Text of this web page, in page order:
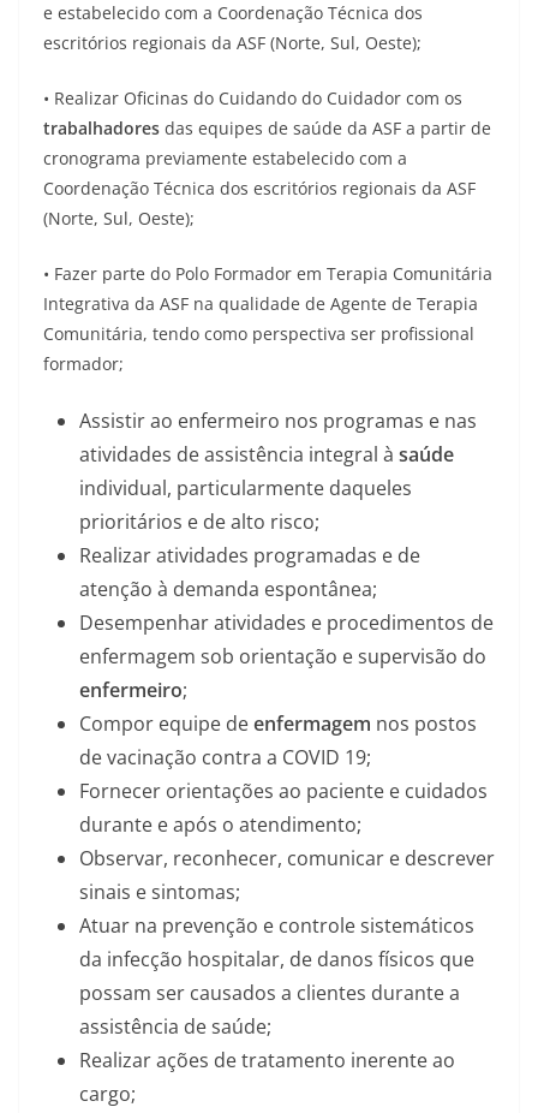
e estabelecido com a Coordenação Técnica dos
escritórios regionais da ASF (Norte, Sul, Oeste);
• Realizar Oficinas do Cuidando do Cuidador com os
trabalhadores das equipes de saúde da ASF a partir de
cronograma previamente estabelecido com a
Coordenação Técnica dos escritórios regionais da ASF
(Norte, Sul, Oeste);
• Fazer parte do Polo Formador em Terapia Comunitária
Integrativa da ASF na qualidade de Agente de Terapia
Comunitária, tendo como perspectiva ser profissional
formador;
Assistir ao enfermeiro nos programas e nas
atividades de assistência integral à saúde
individual, particularmente daqueles
prioritários e de alto risco;
Realizar atividades programadas e de
atenção à demanda espontânea;
Desempenhar atividades e procedimentos de
enfermagem sob orientação e supervisão do
enfermeiro;
Compor equipe deenfermagem nos postos
de vacinação contra a COVID 19;
Fornecer orientações ao paciente e cuidados
durante e após o atendimento;
Observar, reconhecer, comunicar e descrever
sinais e sintomas;
Atuar na prevenção e controle sistemáticos
da infecção hospitalar, de danos físicos que
possam ser causados a clientes durante a
assistência de saúde;
Realizar ações de tratamento inerente ao
cargo;